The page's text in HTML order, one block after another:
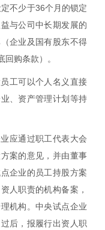
定不少于36个月的锁定
与公司中长期发展的
企业及国有股东不得
购条款）。
工可以个人名义直接
、资产管理计划等持
应通过职工代表大会
案的意见，并由董事
企业的员工持股方案
人职责的机构备案，
机构。中央试点企业
后，报履行出资人职